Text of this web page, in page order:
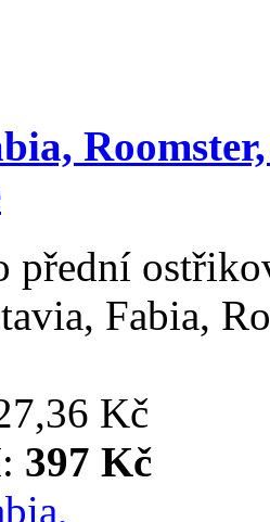
přední
Fabia,
Kč
397 Kč